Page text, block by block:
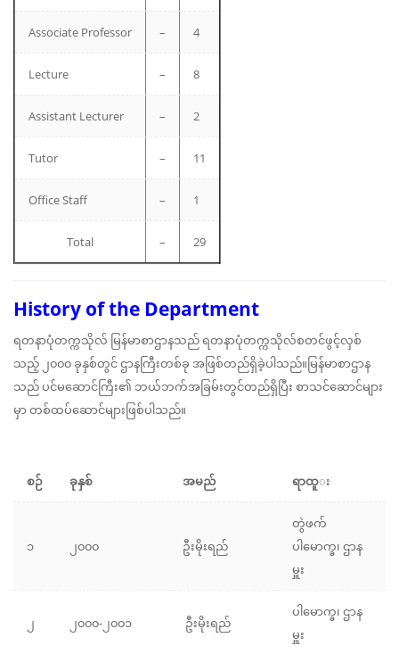
Associate Professor – 4
Lecture – 8
Assistant Lecturer – 2
Tutor – 11
Office Staff – 1
Total – 29
History of the Department
ရတနာပုံတက္ကသိုလ် မြန်မာစာဌာနသည် ရတနာပုံတက္ကသိုလ်စတင်ဖွင့်လှစ်
သည့် ၂၀၀၀ ခုနှစ်တွင် ဌာနကြီးတစ်ခု အဖြစ်တည်ရှိခဲ့ပါသည်။မြန်မာစာဌာန
သည် ပင်မဆောင်ကြီး၏ ဘယ်ဘက်အခြမ်းတွင်တည်ရှိပြီး စာသင်ဆောင်များ
မှာ တစ်ထပ်ဆောင်များဖြစ်ပါသည်။
စဉ် ခုနှစ် အမည် ရာထူး
၁ ၂၀၀၀ ဦးမိုးရည်
တွဲဖက်
ပါမောက္ခ၊ ဌာန
မှူး
၂ ၂၀၀၀-၂၀၀၁ ဦးမိုးရည်
ပါမောက္ခ၊ ဌာန
မှူး